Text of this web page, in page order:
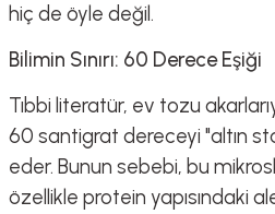
hiç de öyle değil.
Bilimin Sınırı: 60 Derece Eşiği
Tıbbi literatür, ev tozu
60 santigrat dereceyi "altın
eder. Bunun sebebi, bu
özellikle protein yapısındaki